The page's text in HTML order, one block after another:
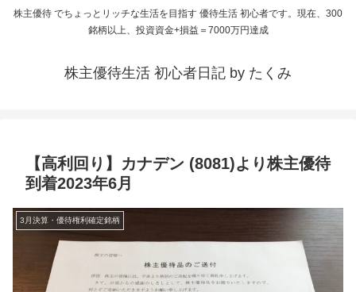
株主優待 でちょっとリッチな生活を目指す 優待生活 初心者です。現在、300
銘柄以上、投資資金+損益＝7000万円達成
株主優待生活 初心者日記 by たくみ
【高利回り】カナデン (8081)より株主優待
到着2023年6月
3月決算・優待権利確定銘柄